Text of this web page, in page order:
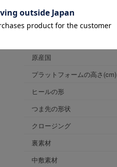
靴幅
原産国
プラットフォームの高さ(cm)
ヒールの形
つま先の形状
クロージング
裏素材
中敷素材